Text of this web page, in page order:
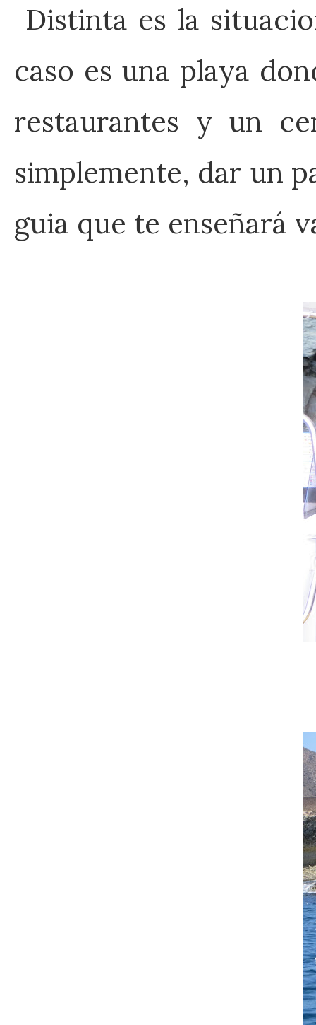
Distinta es la
caso es una playa
restaurantes y un
simplemente, dar un
guia que te enseñará